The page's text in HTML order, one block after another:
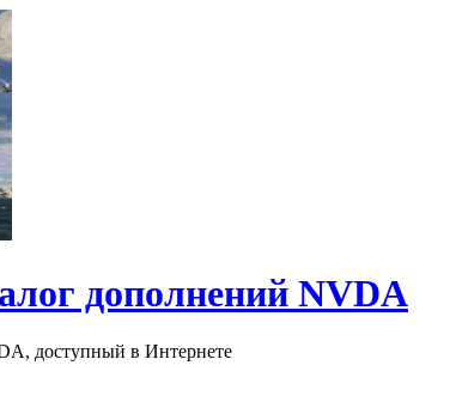
дополнений NVDA
доступный в Интернете